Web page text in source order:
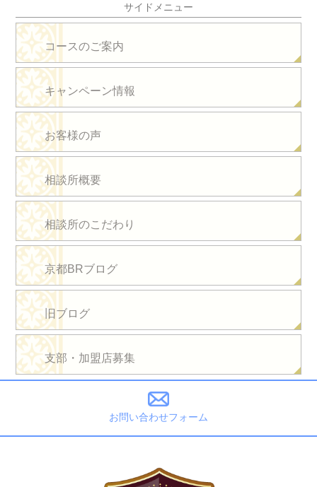
サイドメニュー
コースのご案内
キャンペーン情報
お客様の声
相談所概要
相談所のこだわり
京都BRブログ
旧ブログ
支部・加盟店募集
お問い合わせフォーム